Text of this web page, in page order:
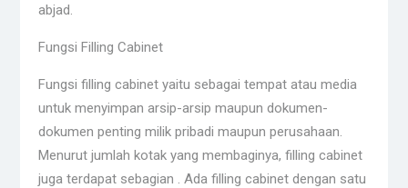
abjad.
Fungsi Filling Cabinet
Fungsi filling cabinet yaitu sebagai tempat atau media
untuk menyimpan arsip-arsip maupun dokumen-
dokumen penting milik pribadi maupun perusahaan.
Menurut jumlah kotak yang membaginya, filling cabinet
juga terdapat sebagian . Ada filling cabinet dengan satu